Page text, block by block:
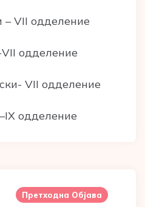
VII oдделение
oдделение
VII oдделение
одделение
Претходна Објава